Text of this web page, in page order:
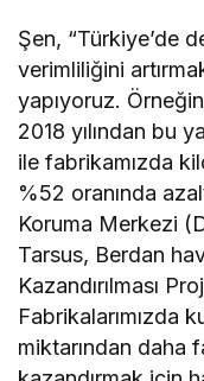
Şen, “Türkiye’de
verimliliğini
yapıyoruz. Örneğin
2018 yılından bu
ile fabrikamızda
%52 oranında
Koruma Merkezi
Tarsus, Berdan
Kazandırılması
Fabrikalarımızda
miktarından daha